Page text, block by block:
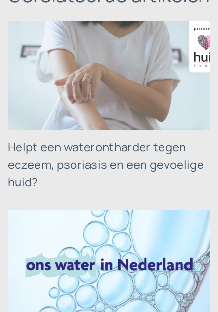
Helpt een waterontharder tegen
eczeem, psoriasis en een gevoelige
huid?